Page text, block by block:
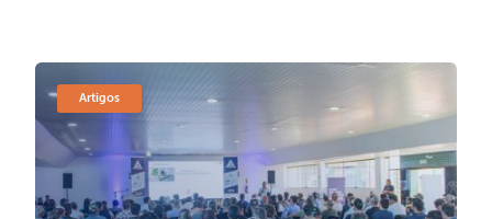
Artigos